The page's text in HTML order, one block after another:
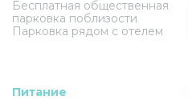
Бесплатная общественная
парковка поблизости
Парковка рядом с отелем
Питание